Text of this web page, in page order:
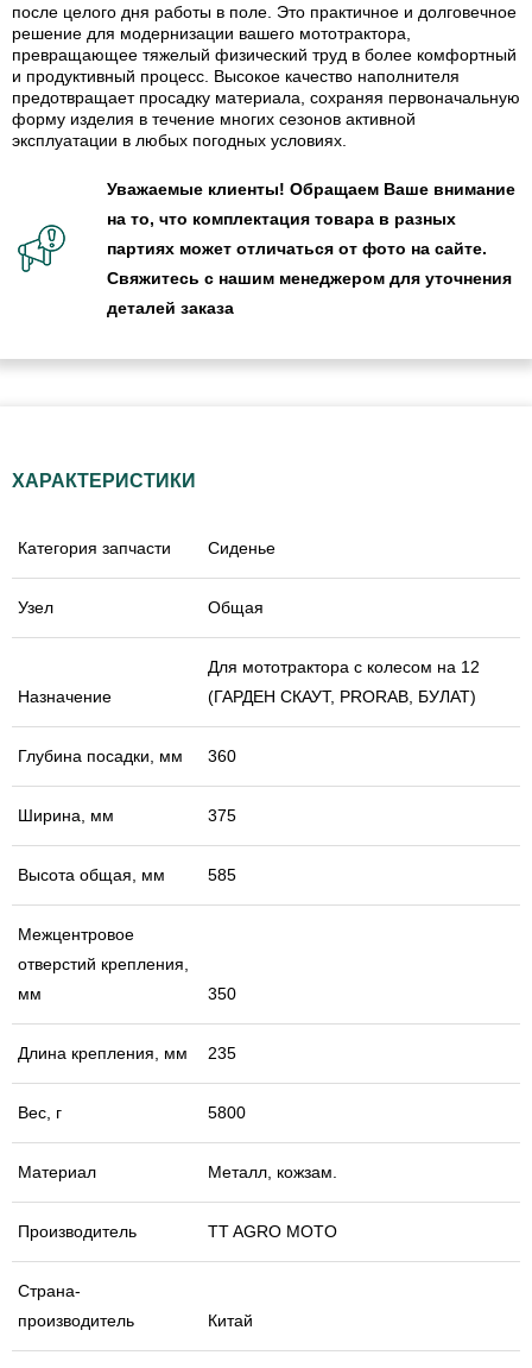
после целого дня работы в поле. Это практичное и долговечное
решение для модернизации вашего мототрактора,
превращающее тяжелый физический труд в более комфортный
и продуктивный процесс. Высокое качество наполнителя
предотвращает просадку материала, сохраняя первоначальную
форму изделия в течение многих сезонов активной
эксплуатации в любых погодных условиях.
Уважаемые клиенты! Обращаем Ваше внимание
на то, что комплектация товара в разных
партиях может отличаться от фото на сайте.
Свяжитесь с нашим менеджером для уточнения
деталей заказа
ХАРАКТЕРИСТИКИ
Категория запчасти Сиденье
Узел Общая
Назначение
Для мототрактора с колесом на 12
(ГАРДЕН СКАУТ, PRORAB, БУЛАТ)
Глубина посадки, мм 360
Ширина, мм 375
Высота общая, мм 585
Межцентровое
отверстий крепления,
мм
350
Длина крепления, мм 235
Вес, г 5800
Материал Металл, кожзам.
Производитель TT AGRO MOTO
Страна-
производитель
Китай